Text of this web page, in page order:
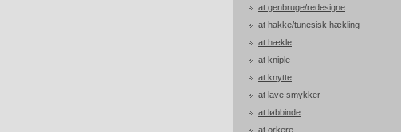
at genbruge/redesigne
at hakke/tunesisk hækling
at hækle
at kniple
at knytte
at lave smykker
at løbbinde
at orkere